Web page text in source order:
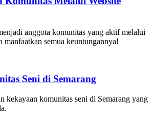
anggota komunitas yang aktif melalui
manfaatkan semua keuntungannya!
Seni di Semarang
kekayaan komunitas seni di Semarang yang